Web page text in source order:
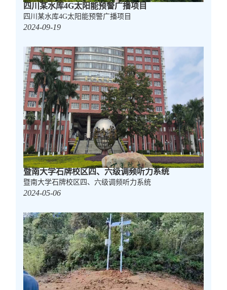
四川某水库4G太阳能预警广播项目
四川某水库4G太阳能预警广播项目
2024-09-19
暨南大学石牌校区四、六级调频听力系统
暨南大学石牌校区四、六级调频听力系统
2024-05-06